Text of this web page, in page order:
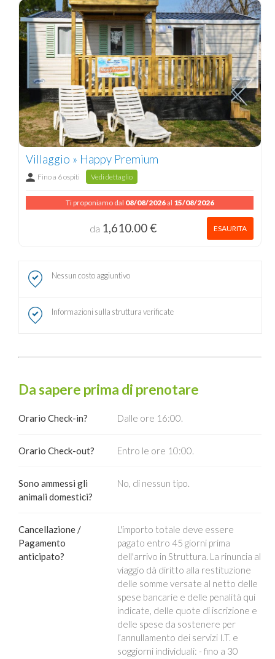
Villaggio » Happy Premium
Fino a 6 ospiti Vedi dettaglio
Ti proponiamo dal 08/08/2026al 15/08/2026
da 1,610.00 € ESAURITA
Nessun costo aggiuntivo
Informazioni sulla struttura verificate
Da sapere prima di prenotare
Orario Check-in? Dalle ore 16:00.
Orario Check-out? Entro le ore 10:00.
Sono ammessi gli
animali domestici?
No, di nessun tipo.
Cancellazione /
Pagamento
anticipato?
L'importo totale deve essere
pagato entro 45 giorni prima
dell'arrivo in Struttura. La rinuncia al
viaggio dà diritto alla restituzione
delle somme versate al netto delle
spese bancarie e delle penalità qui
indicate, delle quote di iscrizione e
delle spese da sostenere per
l’annullamento dei servizi I.T. e
soggiorni individuali: - fino a 30